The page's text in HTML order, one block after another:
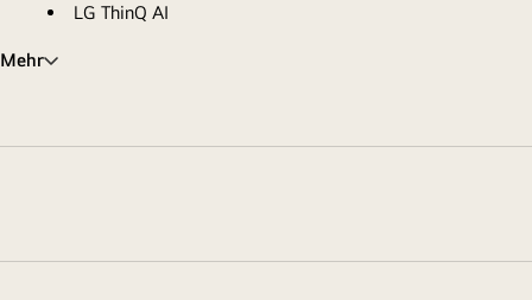
LG ThinQ AI
Mehr